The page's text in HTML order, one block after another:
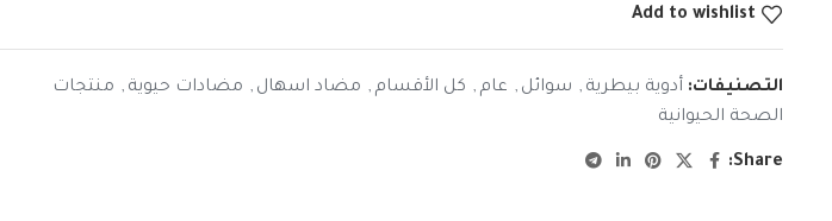
Add to wishlist
التصنيفات: أدوية بيطرية , سوائل , عام , كل الأقسام , مضاد اسهال , مضادات حيوية , منتجات
الصحة الحيوانية
Share: